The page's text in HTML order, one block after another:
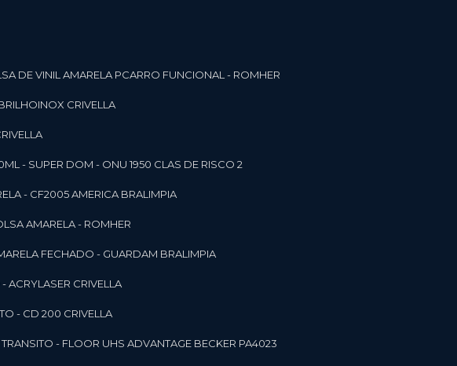
DE VINIL AMARELA PCARRO FUNCIONAL - ROMHER
CRIVELLA
- SUPER DOM - ONU 1950 CLAS DE RISCO 2
- CF2005 AMERICA BRALIMPIA
AMARELA - ROMHER
FECHADO - GUARDAM BRALIMPIA
- ACRYLASER CRIVELLA
- CD 200 CRIVELLA
TRANSITO - FLOOR UHS ADVANTAGE BECKER PA4023